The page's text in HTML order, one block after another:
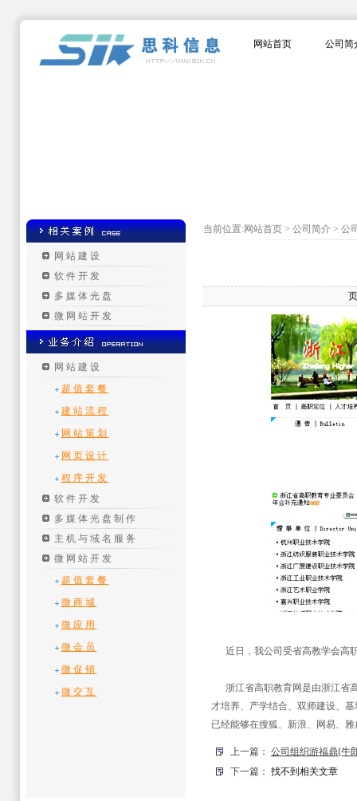
网站首页 公司简
网站建设
软件开发
多媒体光盘
微网站开发
网站建设
超值套餐
建站流程
网站策划
网页设计
程序开发
软件开发
多媒体光盘制作
主机与域名服务
微网站开发
超值套餐
微商城
微应用
微会员
微促销
微交互
当前位置:网站首页 > 公司简介 > 公
近日，我公司受省高教学会高
浙江省高职教育网是由浙江省
才培养、产学结合、双师建设、
已经能够在搜狐、新浪、网易、
上一篇： 公司组织游福鼎(牛
下一篇： 找不到相关文章